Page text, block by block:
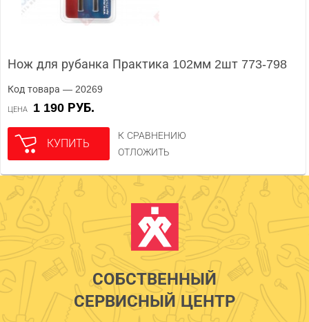
Нож для рубанка Практика 102мм 2шт 773-798
Код товара — 20269
ЦЕНА 1 190 РУБ.
КУПИТЬ
К СРАВНЕНИЮ
ОТЛОЖИТЬ
СОБСТВЕННЫЙ
СЕРВИСНЫЙ ЦЕНТР